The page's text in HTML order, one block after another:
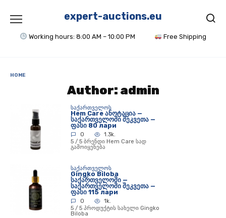
content
expert-auctions.eu
Working hours: 8:00 AM – 10:00 PM Free Shipping
HOME
Author: admin
ᲡᲐᲥᲐᲠᲗᲕᲔᲚᲝᲡ
Hem Care ანოტაცია —
საქართველოში შეკვეთა —
ფასი 80 лари
0
1.3k.
5 / 5 ბრენდი Hem Care სად
გამოიყენება
ᲡᲐᲥᲐᲠᲗᲕᲔᲚᲝᲡ
Gingko Biloba
საქართველოში —
საქართველოში შეკვეთა —
ფასი 115 лари
0
1k.
5 / 5 პროდუქტის სახელი Gingko
Biloba